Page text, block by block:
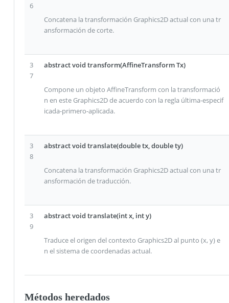
6
Concatena la transformación Graphics2D actual con una tr
ansformación de corte.
3
7
abstract void transform(AffineTransform Tx)
Compone un objeto AffineTransform con la transformació
n en este Graphics2D de acuerdo con la regla última-especif
icada-primero-aplicada.
3
8
abstract void translate(double tx, double ty)
Concatena la transformación Graphics2D actual con una tr
ansformación de traducción.
3
9
abstract void translate(int x, int y)
Traduce el origen del contexto Graphics2D al punto (x, y) e
n el sistema de coordenadas actual.
Métodos heredados